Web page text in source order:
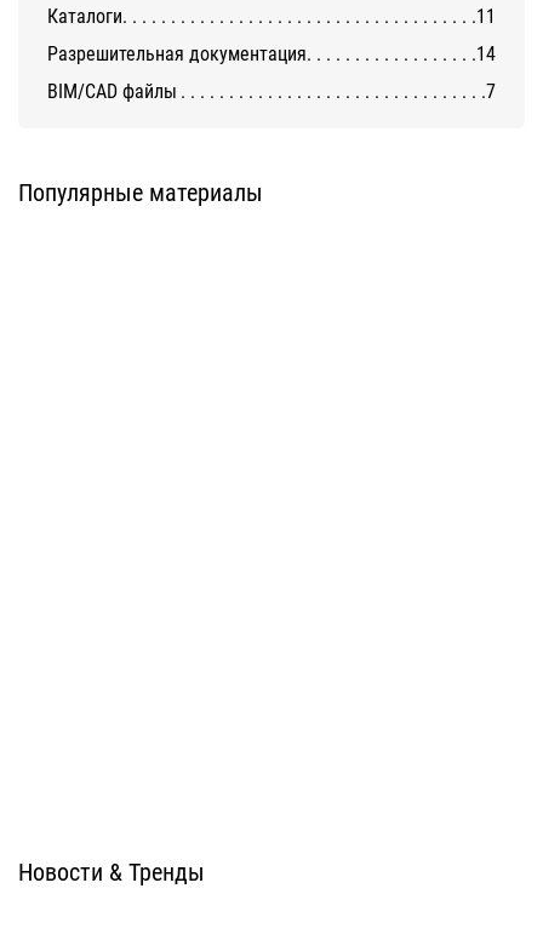
Каталоги
11
Разрешительная документация
14
BIM/CAD файлы
7
Популярные материалы
Новости & Тренды